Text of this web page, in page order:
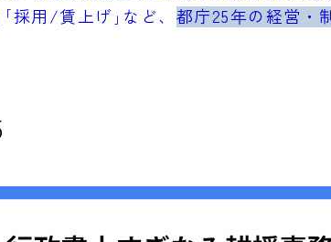
採用/賃上げ｣など、 都庁25年の経営・